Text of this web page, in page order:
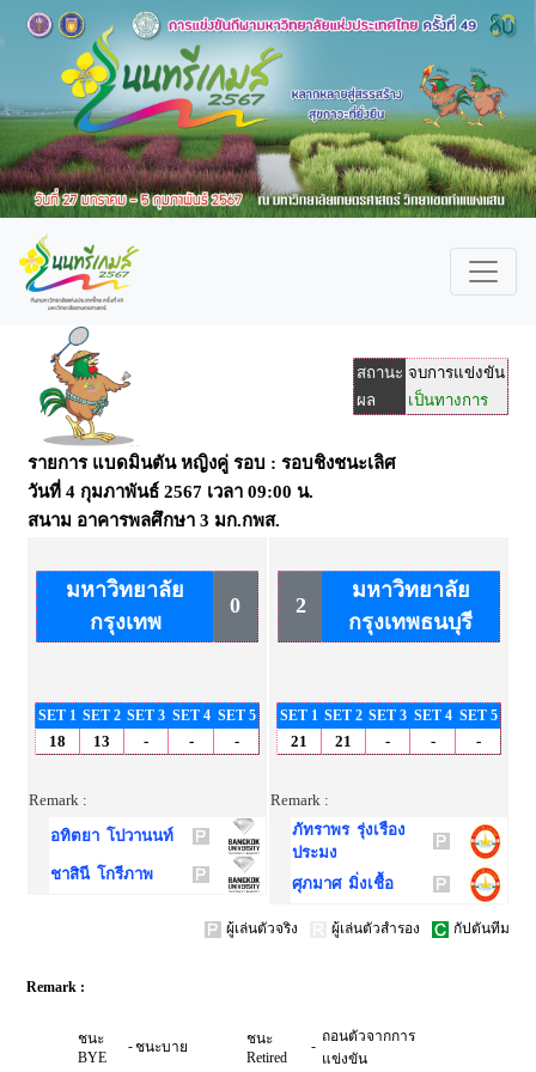
สถานะ จบการแข่งขัน
ผล
เป็นทางการ
รายการ แบดมินตัน หญิงคู่ รอบ : รอบชิงชนะเลิศ
วันที่ 4 กุมภาพันธ์ 2567 เวลา 09:00 น.
สนาม อาคารพลศึกษา 3 มก.กพส.
มหาวิทยาลัย
กรุงเทพ
0
SET 1 SET 2 SET 3 SET 4 SET 5
18 13 - - -
Remark :
อทิตยา โปวานนท์
ชาสินี โกรีภาพ
2
มหาวิทยาลัย
กรุงเทพธนบุรี
SET 1 SET 2 SET 3 SET 4 SET 5
21 21 - - -
Remark :
ภัทราพร รุ่งเรือง
ประมง
ศุภมาศ มิ่งเชื้อ
ผู้เล่นตัวจริง ผู้เล่นตัวสำรอง กัปตันทีม
Remark :
ชนะ
BYE
-ชนะบาย
ชนะ
Retired
-
ถอนตัวจากการ
แข่งขัน